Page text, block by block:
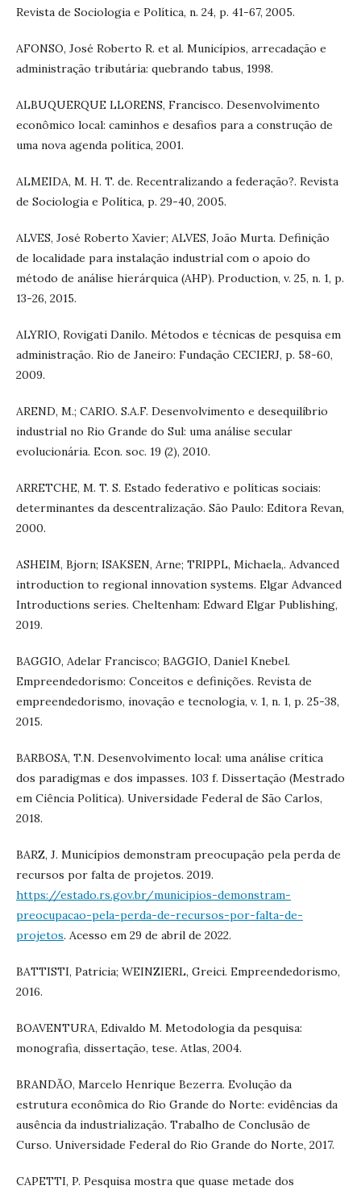
Revista de Sociologia e Política, n. 24, p. 41-67, 2005.
AFONSO, José Roberto R. et al. Municípios, arrecadação e
administração tributária: quebrando tabus, 1998.
ALBUQUERQUE LLORENS, Francisco. Desenvolvimento
econômico local: caminhos e desafios para a construção de
uma nova agenda política, 2001.
ALMEIDA, M. H. T. de. Recentralizando a federação?. Revista
de Sociologia e Política, p. 29-40, 2005.
ALVES, José Roberto Xavier; ALVES, João Murta. Definição
de localidade para instalação industrial com o apoio do
método de análise hierárquica (AHP). Production, v. 25, n. 1, p.
13-26, 2015.
ALYRIO, Rovigati Danilo. Métodos e técnicas de pesquisa em
administração. Rio de Janeiro: Fundação CECIERJ, p. 58-60,
2009.
AREND, M.; CARIO. S.A.F. Desenvolvimento e desequilíbrio
industrial no Rio Grande do Sul: uma análise secular
evolucionária. Econ. soc. 19 (2), 2010.
ARRETCHE, M. T. S. Estado federativo e políticas sociais:
determinantes da descentralização. São Paulo: Editora Revan,
2000.
ASHEIM, Bjorn; ISAKSEN, Arne; TRIPPL, Michaela,. Advanced
introduction to regional innovation systems. Elgar Advanced
Introductions series. Cheltenham: Edward Elgar Publishing,
2019.
BAGGIO, Adelar Francisco; BAGGIO, Daniel Knebel.
Empreendedorismo: Conceitos e definições. Revista de
empreendedorismo, inovação e tecnologia, v. 1, n. 1, p. 25-38,
2015.
BARBOSA, T.N. Desenvolvimento local: uma análise crítica
dos paradigmas e dos impasses. 103 f. Dissertação (Mestrado
em Ciência Política). Universidade Federal de São Carlos,
2018.
BARZ, J. Municípios demonstram preocupação pela perda de
recursos por falta de projetos. 2019.
https://estado.rs.gov.br/municipios-demonstram-
preocupacao-pela-perda-de-recursos-por-falta-de-
projetos. Acesso em 29 de abril de 2022.
BATTISTI, Patricia; WEINZIERL, Greici. Empreendedorismo,
2016.
BOAVENTURA, Edivaldo M. Metodologia da pesquisa:
monografia, dissertação, tese. Atlas, 2004.
BRANDÃO, Marcelo Henrique Bezerra. Evolução da
estrutura econômica do Rio Grande do Norte: evidências da
ausência da industrialização. Trabalho de Conclusão de
Curso. Universidade Federal do Rio Grande do Norte, 2017.
CAPETTI, P. Pesquisa mostra que quase metade dos